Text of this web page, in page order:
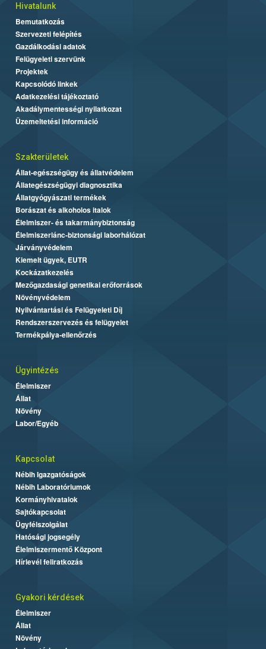
Hivatalunk
Bemutatkozás
Szervezeti felépítés
Gazdálkodási adatok
Felügyeleti szervünk
Projektek
Kapcsolódó linkek
Adatkezelési tájékoztató
Akadálymentességi nyilatkozat
Üzemeltetési információ
Szakterületek
Állat-egészségügy és állatvédelem
Állategészségügyi diagnosztika
Állatgyógyászati termékek
Borászat és alkoholos italok
Élelmiszer- és takarmánybiztonság
Élelmiszerlánc-biztonsági laborhálózat
Járványvédelem
Kiemelt ügyek, EUTR
Kockázatkezelés
Mezőgazdasági genetikai erőforrások
Növényvédelem
Nyilvántartási és Felügyeleti Díj
Rendszerszervezés és felügyelet
Termékpálya-ellenőrzés
Ügyintézés
Élelmiszer
Állat
Növény
Labor/Egyéb
Kapcsolat
Nébih Igazgatóságok
Nébih Laboratóriumok
Kormányhivatalok
Sajtókapcsolat
Ügyfélszolgálat
Hatósági jogsegély
Élelmiszermentő Központ
Hírlevél feliratkozás
Gyakori kérdések
Élelmiszer
Állat
Növény